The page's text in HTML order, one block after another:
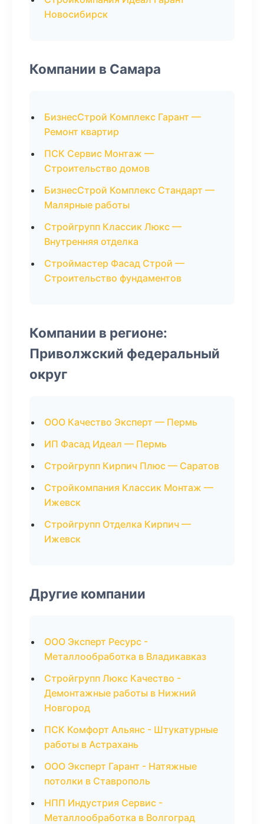
Новосибирск
Компании в Самара
БизнесСтрой Комплекс Гарант —
Ремонт квартир
ПСК Сервис Монтаж —
Строительство домов
БизнесСтрой Комплекс Стандарт —
Малярные работы
Стройгрупп Классик Люкс —
Внутренняя отделка
Строймастер Фасад Строй —
Строительство фундаментов
Компании в регионе:
Приволжский федеральный
округ
ООО Качество Эксперт — Пермь
ИП Фасад Идеал — Пермь
Стройгрупп Кирпич Плюс — Саратов
Стройкомпания Классик Монтаж —
Ижевск
Стройгрупп Отделка Кирпич —
Ижевск
Другие компании
ООО Эксперт Ресурс -
Металлообработка в Владикавказ
Стройгрупп Люкс Качество -
Демонтажные работы в Нижний
Новгород
ПСК Комфорт Альянс - Штукатурные
работы в Астрахань
ООО Эксперт Гарант - Натяжные
потолки в Ставрополь
НПП Индустрия Сервис -
Металлообработка в Волгоград